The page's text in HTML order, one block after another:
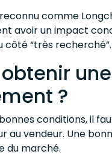
comme
avoir un impact
côté “très
?
conditions, il
au vendeur. Une
du marché.